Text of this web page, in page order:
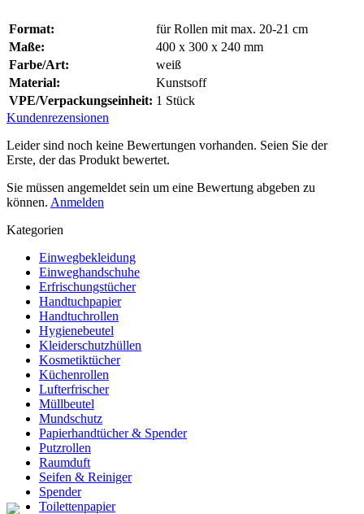
Format:
für Rollen mit max. 20-21 cm
Maße:
400 x 300 x 240 mm
Farbe/Art:
weiß
Material:
Kunstsoff
VPE/Verpackungseinheit: 1 Stück
Kundenrezensionen
Leider sind noch keine Bewertungen vorhanden. Seien Sie der
Erste, der das Produkt bewertet.
Sie müssen angemeldet sein um eine Bewertung abgeben zu
können. Anmelden
Kategorien
Einwegbekleidung
Einweghandschuhe
Erfrischungstücher
Handtuchpapier
Handtuchrollen
Hygienebeutel
Kleiderschutzhüllen
Kosmetiktücher
Küchenrollen
Lufterfrischer
Müllbeutel
Mundschutz
Papierhandtücher & Spender
Putzrollen
Raumduft
Seifen & Reiniger
Spender
Toilettenpapier